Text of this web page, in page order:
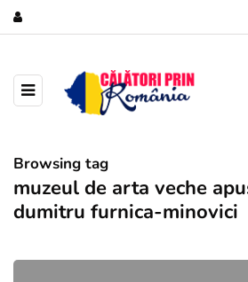
Browsing tag
muzeul de arta veche
dumitru furnica-minovici